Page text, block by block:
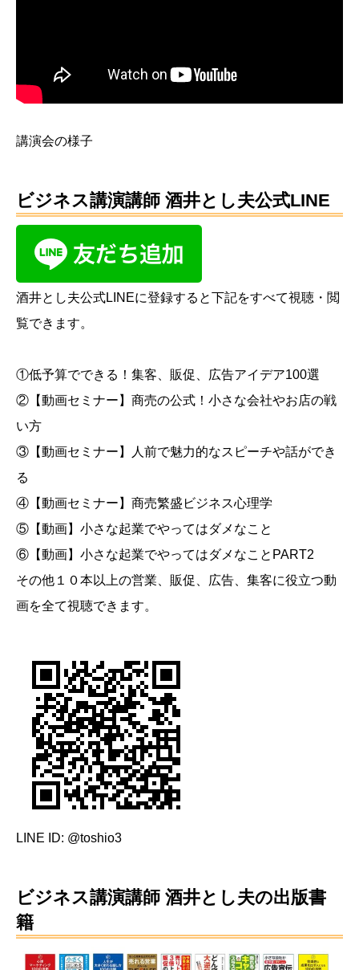
講演会の様子
ビジネス講演講師 酒井とし夫公式LINE
酒井とし夫公式LINEに登録すると下記をすべて視聴・閲
覧できます。
①低予算でできる！集客、販促、広告アイデア100選
②【動画セミナー】商売の公式！小さな会社やお店の戦
い方
③【動画セミナー】人前で魅力的なスピーチや話ができ
る
④【動画セミナー】商売繁盛ビジネス心理学
⑤【動画】小さな起業でやってはダメなこと
⑥【動画】小さな起業でやってはダメなことPART2
その他１０本以上の営業、販促、広告、集客に役立つ動
画を全て視聴できます。
LINE ID: @toshio3
ビジネス講演講師 酒井とし夫の出版書
籍